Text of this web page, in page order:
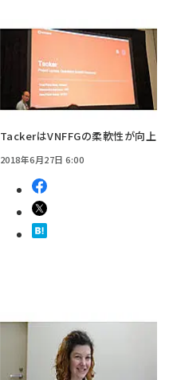
TackerはVNFFGの柔軟性が向上
2018年6月27日 6:00